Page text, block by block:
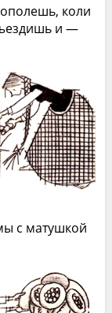
коли
и —
с матушкой